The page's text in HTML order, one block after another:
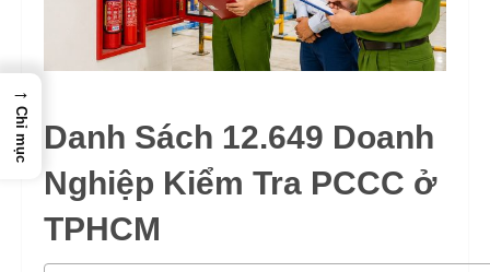
Danh Sách 12.649 Doanh
Nghiệp Kiểm Tra PCCC ở
TPHCM
→
Chỉ mục